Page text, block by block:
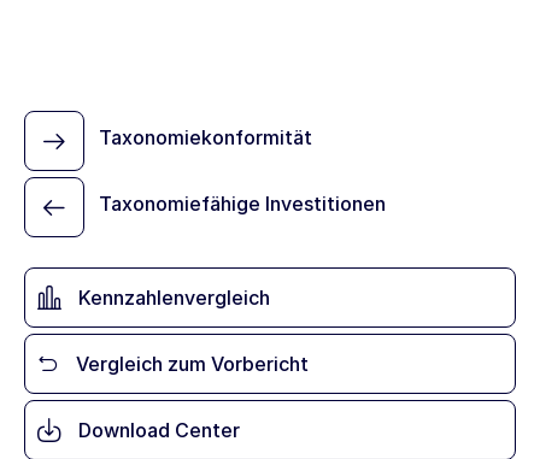
Kennzahlenvergleich
Vergleich zum Vorbericht
Download Center
Taxonomiefähige Investitionen
Taxonomiekonformität